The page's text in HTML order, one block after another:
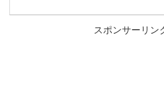
スポンサーリン